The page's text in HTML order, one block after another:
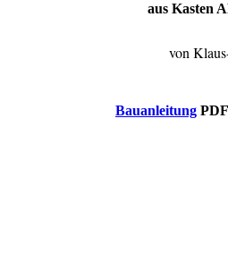
aus Kasten
von Klaus-Jörg
Bauanleitung